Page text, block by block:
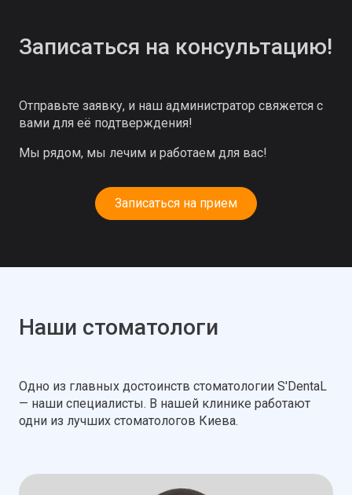
Записаться на консультацию!
Отправьте заявку, и наш администратор свяжется с
вами для её подтверждения!
Мы рядом, мы лечим и работаем для вас!
Записаться на прием
Наши стоматологи
Одно из главных достоинств стоматологии S'DentaL
— наши специалисты. В нашей клинике работают
одни из лучших стоматологов Киева.